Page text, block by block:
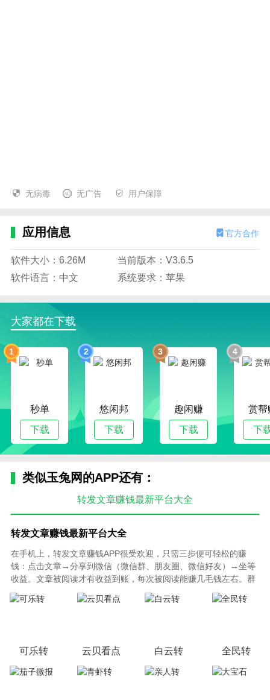
无病毒 无广告 用户保障
应用信息 官方合作
软件大小：6.26M
当前版本：V3.6.5
软件语言：中文
系统要求：苹果
大家都在下载
1
秒单
下载
2
悠闲邦
下载
3
趣闲赚
下载
4
赏帮
下
类似玉兔网的APP还有：
转发文章赚钱最新平台大全
转发文章赚钱最新平台大全
在手机上，转发文章赚钱APP很受欢迎，只需三步便可轻松的赚
钱：点击文章→分享到微信（微信群、朋友圈、微信好友）→坐等
收益。文章被阅读才有收益到账，每次被阅读能赚几毛钱左右。群
多、好友多、文章有吸引力、转发时间好等因素，是赚钱多少的考
量因素。本站为你更新整理转发文章赚钱最新平台大全，一定记得
可乐转 云贝看点 白云转 全民转